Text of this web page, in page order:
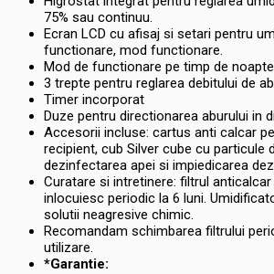
75% sau continuu.
Ecran LCD cu afisaj si setari pentru
functionare, mod functionare.
Mod de functionare pe timp de
3 trepte pentru reglarea debitului de
Timer incorporat
Duze pentru directionarea aburului in
Accesorii incluse: cartus anti calcar
recipient, cub Silver cube cu particule
dezinfectarea apei si impiedicarea
Curatare si intretinere: filtrul anticalcar
inlocuiesc periodic la 6 luni.
solutii neagresive chimic.
Recomandam schimbarea filtrului
utilizare.
*Garantie: